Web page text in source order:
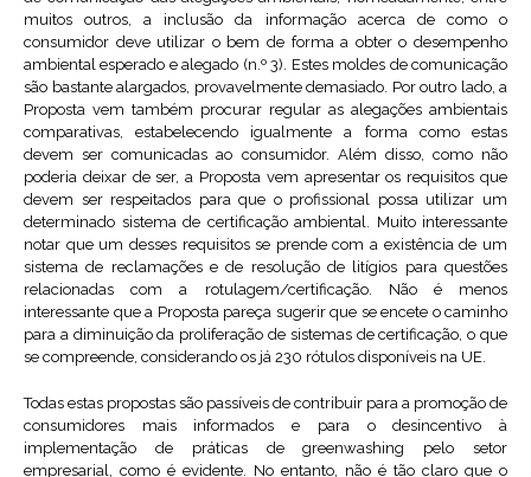
muitos outros, a inclusão da informação acerca de como o
consumidor deve utilizar o bem de forma a obter o desempenho
ambiental esperado e alegado (n.º 3). Estes moldes de comunicação
são bastante alargados, provavelmente demasiado. Por outro lado, a
Proposta vem também procurar regular as alegações ambientais
comparativas, estabelecendo igualmente a forma como estas
devem ser comunicadas ao consumidor. Além disso, como não
poderia deixar de ser, a Proposta vem apresentar os requisitos que
devem ser respeitados para que o profissional possa utilizar um
determinado sistema de certificação ambiental. Muito interessante
notar que um desses requisitos se prende com a existência de um
sistema de reclamações e de resolução de litígios para questões
relacionadas com a rotulagem/certificação. Não é menos
interessante que a Proposta pareça sugerir que se encete o caminho
para a diminuição da proliferação de sistemas de certificação, o que
se compreende, considerando os já 230 rótulos disponíveis na UE.
Todas estas propostas são passíveis de contribuir para a promoção de
consumidores mais informados e para o desincentivo à
implementação de práticas de greenwashing pelo setor
empresarial, como é evidente. No entanto, não é tão claro que o